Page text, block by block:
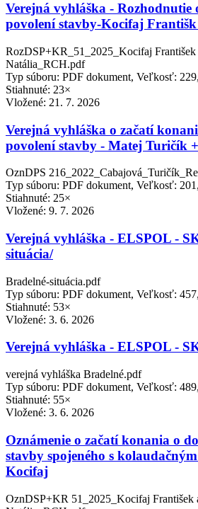
Verejná vyhláška - Rozhodnutie
povolení stavby-Kocifaj
RozDSP+KR_51_2025_Kocifaj František
Natália_RCH.pdf
Typ súboru: PDF dokument, Veľkosť:
Stiahnuté: 23×
Vložené: 21. 7. 2026
Verejná vyhláška o začatí
povolení stavby - Matej Turičík
OznDPS
Typ súboru: PDF dokument, Veľkosť:
Stiahnuté: 25×
Vložené: 9. 7. 2026
Verejná vyhláška - ELSPOL -
situácia/
Bradelné-situácia.pdf
Typ súboru: PDF dokument, Veľkosť:
Stiahnuté: 53×
Vložené: 3. 6. 2026
Verejná vyhláška - ELSPOL -
verejná vyhláška Bradelné.pdf
Typ súboru: PDF dokument, Veľkosť:
Stiahnuté: 55×
Vložené: 3. 6. 2026
Oznámenie o začatí konania o
stavby spojeného s
Kocifaj
OznDSP+KR 51_2025_Kocifaj František